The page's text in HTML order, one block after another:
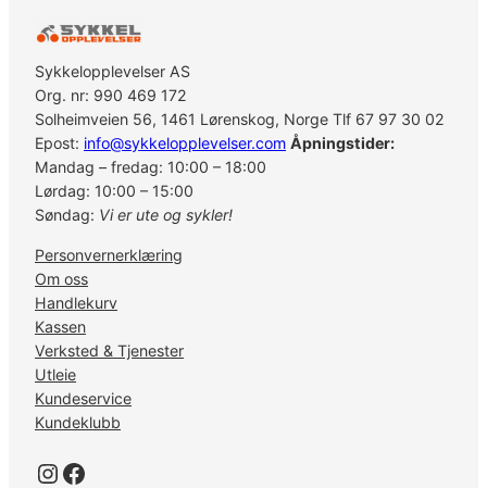
Sykkelopplevelser AS
Org. nr: 990 469 172
Solheimveien 56, 1461 Lørenskog, Norge Tlf 67 97 30 02
Epost: info@sykkelopplevelser.com Åpningstider:
Mandag – fredag: 10:00 – 18:00
Lørdag: 10:00 – 15:00
Søndag: Vi er ute og sykler!
Personvernerklæring
Om oss
Handlekurv
Kassen
Verksted & Tjenester
Utleie
Kundeservice
Kundeklubb
Instagram Facebook